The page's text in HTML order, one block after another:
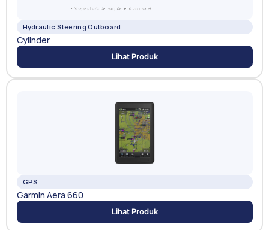
Hydraulic Steering Outboard
Cylinder
Lihat Produk
GPS
Garmin Aera 660
Lihat Produk